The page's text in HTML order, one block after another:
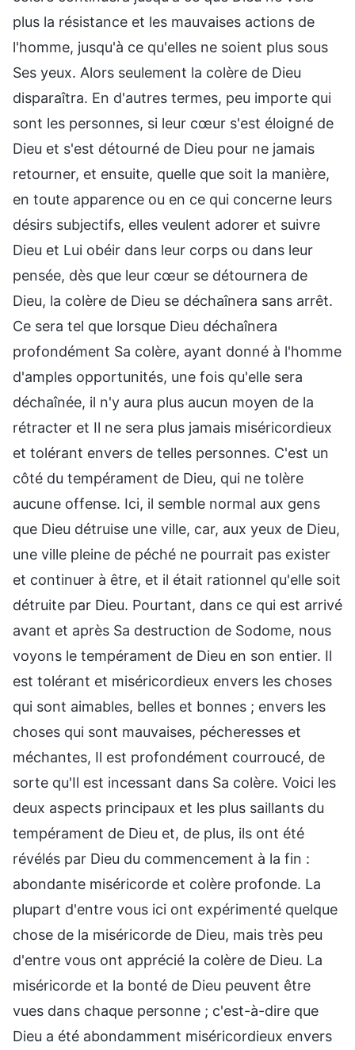
plus la résistance et les mauvaises actions de
l'homme, jusqu'à ce qu'elles ne soient plus sous
Ses yeux. Alors seulement la colère de Dieu
disparaîtra. En d'autres termes, peu importe qui
sont les personnes, si leur cœur s'est éloigné de
Dieu et s'est détourné de Dieu pour ne jamais
retourner, et ensuite, quelle que soit la manière,
en toute apparence ou en ce qui concerne leurs
désirs subjectifs, elles veulent adorer et suivre
Dieu et Lui obéir dans leur corps ou dans leur
pensée, dès que leur cœur se détournera de
Dieu, la colère de Dieu se déchaînera sans arrêt.
Ce sera tel que lorsque Dieu déchaînera
profondément Sa colère, ayant donné à l'homme
d'amples opportunités, une fois qu'elle sera
déchaînée, il n'y aura plus aucun moyen de la
rétracter et Il ne sera plus jamais miséricordieux
et tolérant envers de telles personnes. C'est un
côté du tempérament de Dieu, qui ne tolère
aucune offense. Ici, il semble normal aux gens
que Dieu détruise une ville, car, aux yeux de Dieu,
une ville pleine de péché ne pourrait pas exister
et continuer à être, et il était rationnel qu'elle soit
détruite par Dieu. Pourtant, dans ce qui est arrivé
avant et après Sa destruction de Sodome, nous
voyons le tempérament de Dieu en son entier. Il
est tolérant et miséricordieux envers les choses
qui sont aimables, belles et bonnes ; envers les
choses qui sont mauvaises, pécheresses et
méchantes, Il est profondément courroucé, de
sorte qu'Il est incessant dans Sa colère. Voici les
deux aspects principaux et les plus saillants du
tempérament de Dieu et, de plus, ils ont été
révélés par Dieu du commencement à la fin :
abondante miséricorde et colère profonde. La
plupart d'entre vous ici ont expérimenté quelque
chose de la miséricorde de Dieu, mais très peu
d'entre vous ont apprécié la colère de Dieu. La
miséricorde et la bonté de Dieu peuvent être
vues dans chaque personne ; c'est-à-dire que
Dieu a été abondamment miséricordieux envers